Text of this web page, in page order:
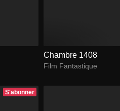
Chambre 1408
Film Fantastique
S'abonner